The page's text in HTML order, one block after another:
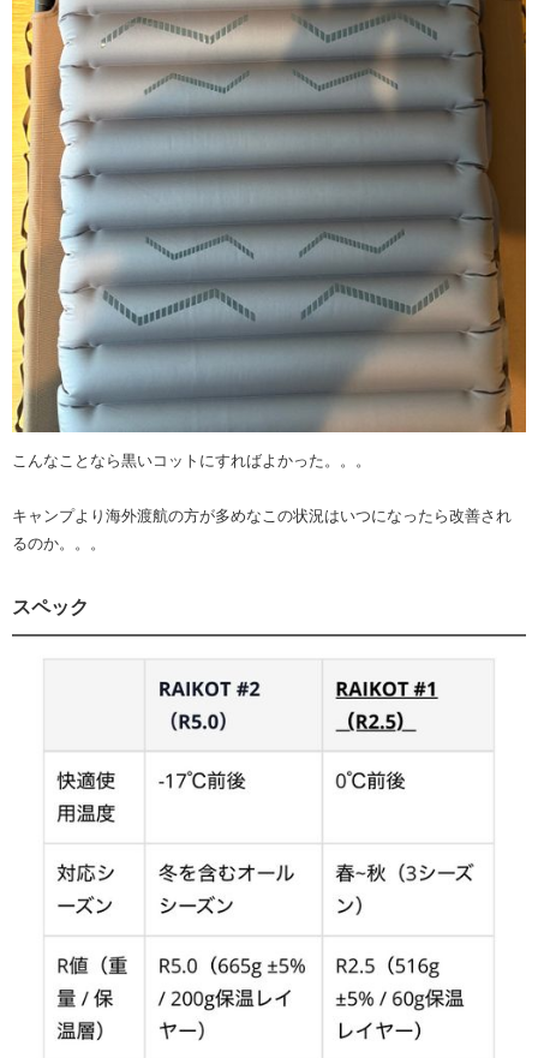
こんなことなら黒いコットにすればよかった。。。
キャンプより海外渡航の方が多めなこの状況はいつになったら改善され
るのか。。。
スペック